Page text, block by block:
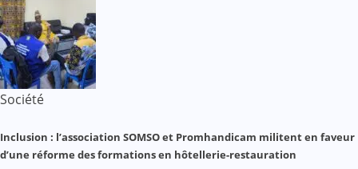
Société
Inclusion : l’association SOMSO et Promhandicam militent en faveur
d’une réforme des formations en hôtellerie-restauration